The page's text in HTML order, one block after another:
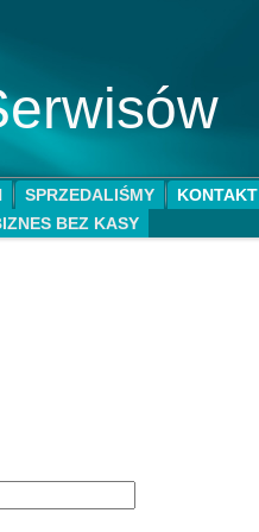
SPRZEDALIŚMY
KONTAKT
BEZ KASY